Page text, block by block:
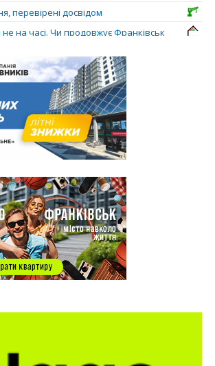
перевірені досвідом
на часі. Чи продовжує Франківськ
31.07.2026
анонсували новий житловий
30.07.2026
зміщується на захід: Франківськ —
за зростанням цін на новобудови
спадщину, забудову та
29.07.2026
на часі. Чи продовжує Франківськ
розпочали будівництво
масиву «Надрічний»
нерухомості та девелоперів